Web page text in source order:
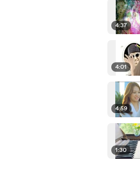
4:37
4:01
4:59
1:30